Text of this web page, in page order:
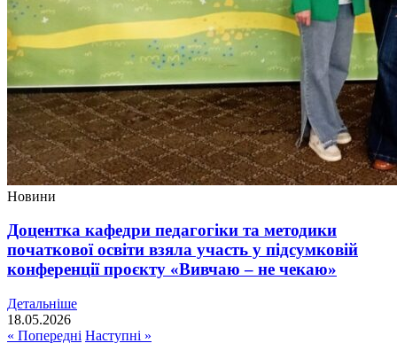
Новини
Доцентка кафедри педагогіки та методики
початкової освіти взяла участь у підсумковій
конференції проєкту «Вивчаю – не чекаю»
Детальніше
18.05.2026
« Попередні Наступні »